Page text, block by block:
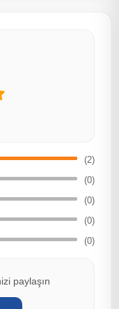
(2)
(0)
(0)
(0)
(0)
paylaşın